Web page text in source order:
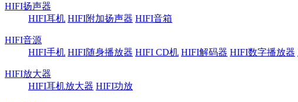
HIFI扬声器
HIFI耳机 HIFI附加扬声器 HIFI音箱
HIFI音源
HIFI手机 HIFI随身播放器 HIFI CD机 HIFI解码器 HIFI数字播放器
HIFI放大器
HIFI耳机放大器 HIFI功放